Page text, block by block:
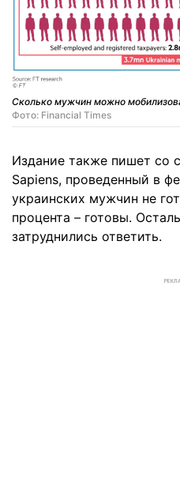
Сколько мужчин можно
Фото: Financial Times
Издание также пишет со
Sapiens, проведенный в
украинских мужчин не
процента – готовы.
затруднились ответить.